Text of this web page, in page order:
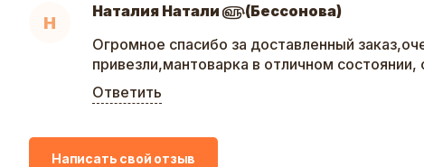
Н
Наталия Натали ௵(Бессонова)
Огромное спасибо за доставленный
привезли,мантоварка в отличном
Ответить
Написать свой отзыв